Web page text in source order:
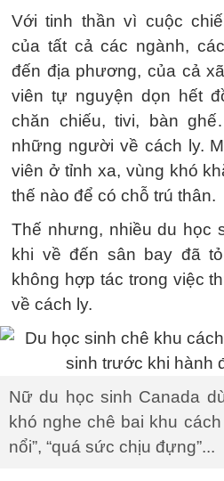
Với tinh thần vì cuộc
của tất cả các ngành,
đến địa phương, của cả
viên tự nguyện dọn hết
chăn chiếu, tivi, bàn
những người về cách ly.
viên ở tỉnh xa, vùng khó
thế nào để có chỗ trú thân.
Thế nhưng, nhiều du học
khi về đến sân bay đã
không hợp tác trong việc
về cách ly.
Nữ du học sinh Canada
khó nghe chê bai khu
nổi”, “quá sức chịu đựng”...